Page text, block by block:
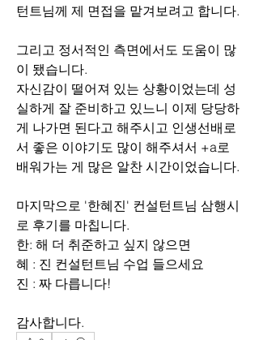
턴트님께 제 면접을 맡겨보려고 합니다.
그리고 정서적인 측면에서도 도움이 많
이 됐습니다.
자신감이 떨어져 있는 상황이었는데 성
실하게 잘 준비하고 있느니 이제 당당하
게 나가면 된다고 해주시고 인생선배로
서 좋은 이야기도 많이 해주셔서 +a로
배워가는 게 많은 알찬 시간이었습니다.
마지막으로 '한혜진' 컨설턴트님 삼행시
로 후기를 마칩니다.
한: 해 더 취준하고 싶지 않으면
혜 : 진 컨설턴트님 수업 들으세요
진 : 짜 다릅니다!
감사합니다.